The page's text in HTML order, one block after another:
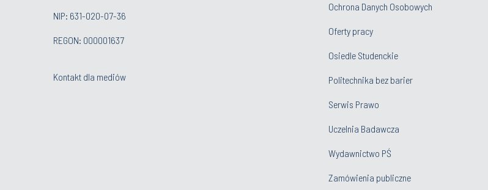
NIP: 631-020-07-36
REGON: 000001637
Kontakt dla mediów
Ochrona Danych Osobowych
Oferty pracy
Osiedle Studenckie
Politechnika bez barier
Serwis Prawo
Uczelnia Badawcza
Wydawnictwo PŚ
Zamówienia publiczne